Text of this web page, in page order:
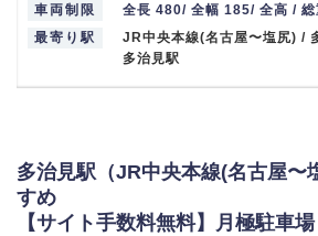
車両制限
全長 480/ 全幅 185/ 全高 / 総
最寄り駅
JR中央本線(名古屋〜塩尻) /
多治見駅
多治見駅（JR中央本線(名古屋〜
すめ
【サイト手数料無料】月極駐車場